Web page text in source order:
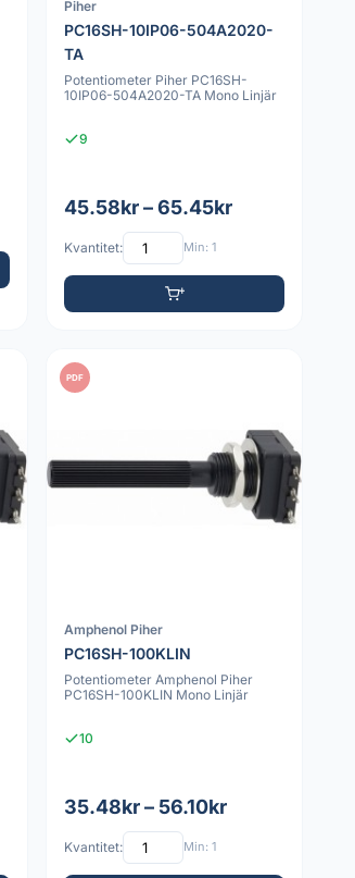
Piher
PC16SH-10IP06-504A2020-
TA
Potentiometer Piher PC16SH-
10IP06-504A2020-TA Mono Linjär
9
45.58kr – 65.45kr
Kvantitet: Min: 1
PDF
Amphenol Piher
PC16SH-100KLIN
Potentiometer Amphenol Piher
PC16SH-100KLIN Mono Linjär
10
35.48kr – 56.10kr
Kvantitet: Min: 1